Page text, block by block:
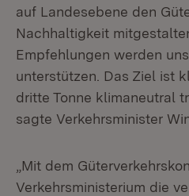
auf Landesebene den
Nachhaltigkeit
Empfehlungen werden
unterstützen. Das Ziel ist
dritte Tonne klimaneutral
sagte Verkehrsminister
„Mit dem
Verkehrsministerium die